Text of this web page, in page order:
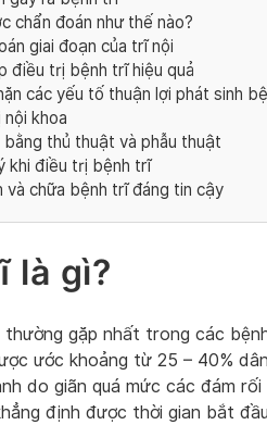
chẩn đoán như thế nào?
giai đoạn của trĩ nội
điều trị bệnh trĩ hiệu quả
các yếu tố thuận lợi phát sinh
khoa
thủ thuật và phẫu thuật
khi điều trị bệnh trĩ
và chữa bệnh trĩ đáng tin cậy
là gì?
thường gặp nhất trong các
ước khoảng từ 25 – 40%
do giãn quá mức các đám
định được thời gian bắt